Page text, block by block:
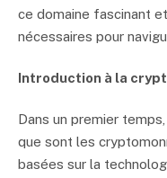
ce domaine fascinant
nécessaires pour
Introduction à la
Dans un premier
que sont les
basées sur la